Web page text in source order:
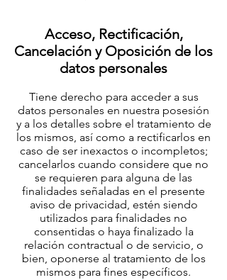
Acceso, Rectificación,
Cancelación y Oposición de los
datos personales
Tiene derecho para acceder a sus
datos personales en nuestra posesión
y a los detalles sobre el tratamiento de
los mismos, así como a rectificarlos en
caso de ser inexactos o incompletos;
cancelarlos cuando considere que no
se requieren para alguna de las
finalidades señaladas en el presente
aviso de privacidad, estén siendo
utilizados para finalidades no
consentidas o haya finalizado la
relación contractual o de servicio, o
bien, oponerse al tratamiento de los
mismos para fines específicos.